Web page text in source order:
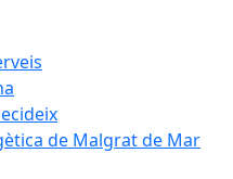
de Malgrat de Mar